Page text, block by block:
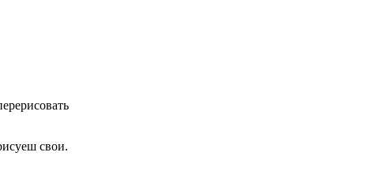
свои.